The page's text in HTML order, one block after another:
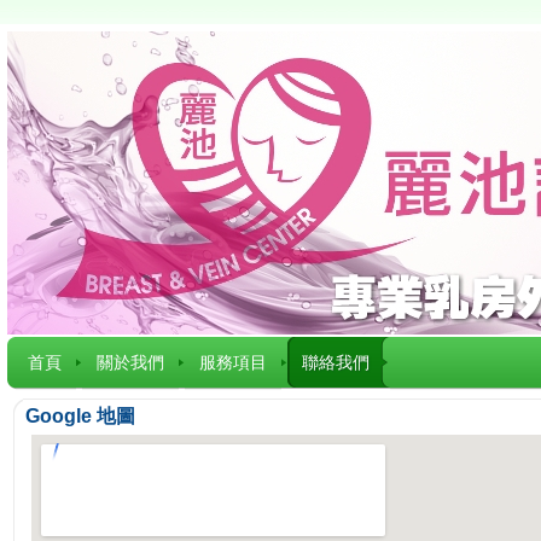
首頁 關於我們 服務項目 聯絡我們
Google 地圖